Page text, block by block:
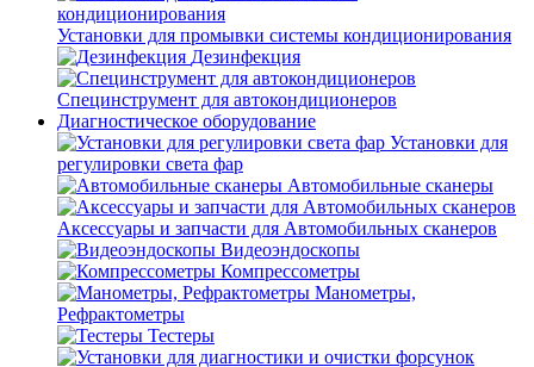
Установки для промывки системы кондиционирования
Дезинфекция
Специнструмент для автокондиционеров
Диагностическое оборудование
Установки для
регулировки света фар
Автомобильные сканеры
Аксессуары и запчасти для Автомобильных сканеров
Видеоэндоскопы
Компрессометры
Манометры,
Рефрактометры
Тестеры